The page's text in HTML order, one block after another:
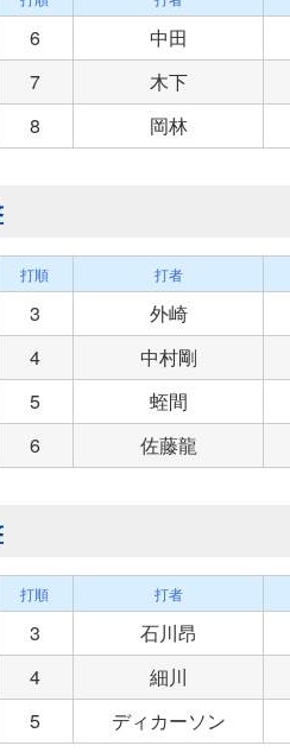
6
中田
7
木下
8 岡林
打順 打者
3
外崎
4
中村剛
5
蛭間
6 佐藤龍
打順 打者
3
石川昂
4
細川
5 ディカーソン